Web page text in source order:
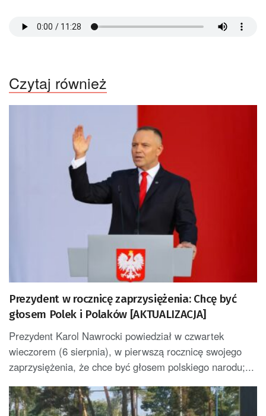
Czytaj również
Prezydent w rocznicę zaprzysiężenia: Chcę być
głosem Polek i Polaków [AKTUALIZACJA]
Prezydent Karol Nawrocki powiedział w czwartek
wieczorem (6 sierpnia), w pierwszą rocznicę swojego
zaprzysiężenia, że chce być głosem polskiego narodu;...